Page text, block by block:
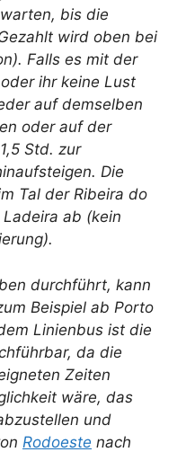
bis die
wird oben bei
Falls es mit der
ihr keine Lust
auf demselben
oder auf der
Std. zur
Die
Tal der Ribeira do
ab (kein
durchführt, kann
Beispiel ab Porto
Linienbus ist die
da die
Zeiten
wäre, das
und
Rodoeste nach